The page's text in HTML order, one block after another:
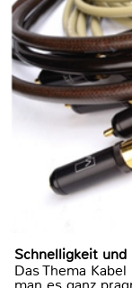
Schnelligkeit und
Das Thema